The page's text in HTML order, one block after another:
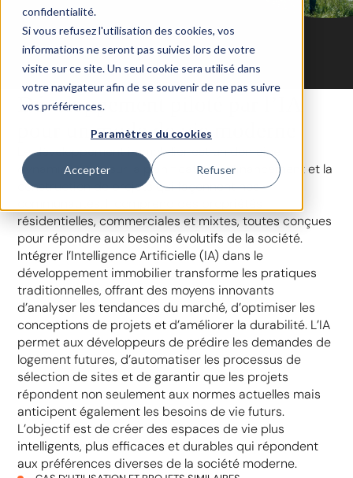
confidentialité.
Si vous refusez l'utilisation des cookies, vos
informations ne seront pas suivies lors de votre
visite sur ce site. Un seul cookie sera utilisé dans
votre navigateur afin de se souvenir de ne pas suivre
vos préférences.
Paramètres du cookies
Accepter Refuser
Développement piloté par l’IA
pour un mode de vie moderne
Le développement immobilier est un domaine
dynamique axé sur la planification, le financement et la
construction de projets qui façonnent nos
résidentielles, commerciales et mixtes, toutes conçues
pour répondre aux besoins évolutifs de la société.
Intégrer l’Intelligence Artificielle (IA) dans le
développement immobilier transforme les pratiques
traditionnelles, offrant des moyens innovants
d’analyser les tendances du marché, d’optimiser les
conceptions de projets et d’améliorer la durabilité. L’IA
permet aux développeurs de prédire les demandes de
logement futures, d’automatiser les processus de
sélection de sites et de garantir que les projets
répondent non seulement aux normes actuelles mais
anticipent également les besoins de vie futurs.
L’objectif est de créer des espaces de vie plus
intelligents, plus efficaces et durables qui répondent
aux préférences diverses de la société moderne.